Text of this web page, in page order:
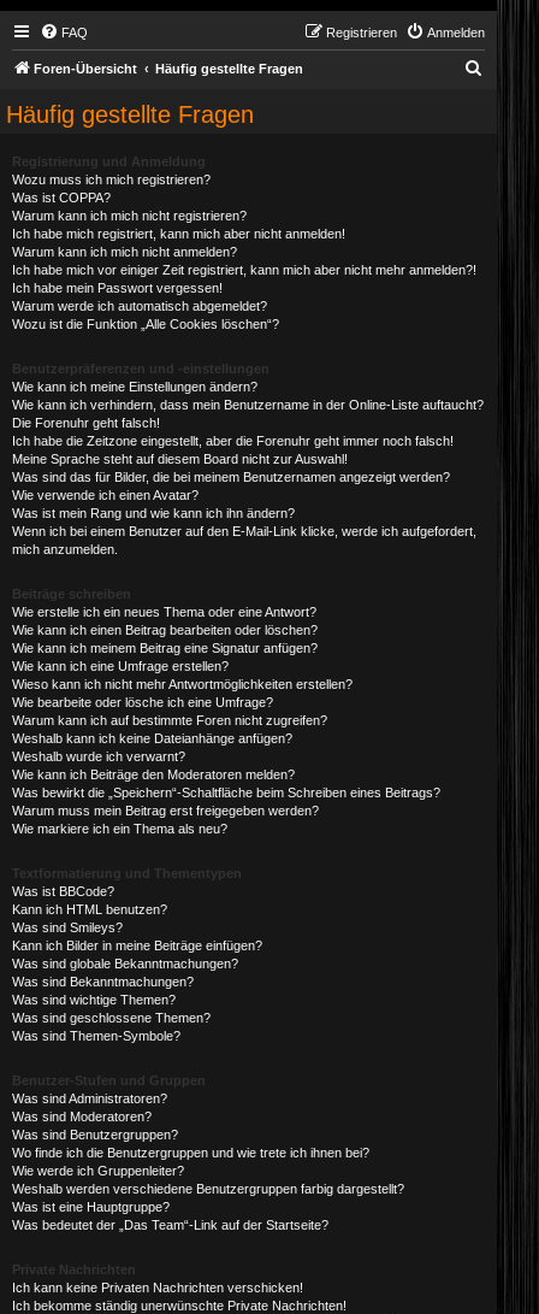
FAQ Anmelden
Registrieren
Foren-Übersicht Häufig gestellte Fragen
Häufig gestellte Fragen
Registrierung und Anmeldung
Wozu muss ich mich registrieren?
Was ist COPPA?
Warum kann ich mich nicht registrieren?
Ich habe mich registriert, kann mich aber nicht anmelden!
Warum kann ich mich nicht anmelden?
Ich habe mich vor einiger Zeit registriert, kann mich aber nicht mehr anmelden?!
Ich habe mein Passwort vergessen!
Warum werde ich automatisch abgemeldet?
Wozu ist die Funktion „Alle Cookies löschen“?
Benutzerpräferenzen und -einstellungen
Wie kann ich meine Einstellungen ändern?
Wie kann ich verhindern, dass mein Benutzername in der Online-Liste auftaucht?
Die Forenuhr geht falsch!
Ich habe die Zeitzone eingestellt, aber die Forenuhr geht immer noch falsch!
Meine Sprache steht auf diesem Board nicht zur Auswahl!
Was sind das für Bilder, die bei meinem Benutzernamen angezeigt werden?
Wie verwende ich einen Avatar?
Was ist mein Rang und wie kann ich ihn ändern?
Wenn ich bei einem Benutzer auf den E-Mail-Link klicke, werde ich aufgefordert,
mich anzumelden.
Beiträge schreiben
Wie erstelle ich ein neues Thema oder eine Antwort?
Wie kann ich einen Beitrag bearbeiten oder löschen?
Wie kann ich meinem Beitrag eine Signatur anfügen?
Wie kann ich eine Umfrage erstellen?
Wieso kann ich nicht mehr Antwortmöglichkeiten erstellen?
Wie bearbeite oder lösche ich eine Umfrage?
Warum kann ich auf bestimmte Foren nicht zugreifen?
Weshalb kann ich keine Dateianhänge anfügen?
Weshalb wurde ich verwarnt?
Wie kann ich Beiträge den Moderatoren melden?
Was bewirkt die „Speichern“-Schaltfläche beim Schreiben eines Beitrags?
Warum muss mein Beitrag erst freigegeben werden?
Wie markiere ich ein Thema als neu?
Textformatierung und Thementypen
Was ist BBCode?
Kann ich HTML benutzen?
Was sind Smileys?
Kann ich Bilder in meine Beiträge einfügen?
Was sind globale Bekanntmachungen?
Was sind Bekanntmachungen?
Was sind wichtige Themen?
Was sind geschlossene Themen?
Was sind Themen-Symbole?
Benutzer-Stufen und Gruppen
Was sind Administratoren?
Was sind Moderatoren?
Was sind Benutzergruppen?
Wo finde ich die Benutzergruppen und wie trete ich ihnen bei?
Wie werde ich Gruppenleiter?
Weshalb werden verschiedene Benutzergruppen farbig dargestellt?
Was ist eine Hauptgruppe?
Was bedeutet der „Das Team“-Link auf der Startseite?
Private Nachrichten
Ich kann keine Privaten Nachrichten verschicken!
Ich bekomme ständig unerwünschte Private Nachrichten!